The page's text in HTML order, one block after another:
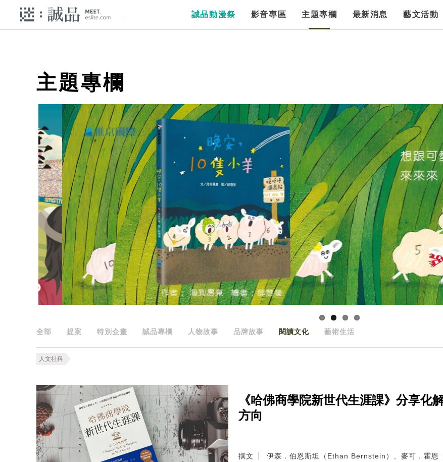
誠品動漫祭 影音專區 主題專欄 最新消息 藝文活動
主題專欄
全部 提案 特別企畫 誠品專欄 人物故事 品牌故事 閱讀文化 藝術生活
人文社科
《哈佛商學院新世代生涯課》分享化
方向
撰文 伊森．伯恩斯坦（Ethan Bernstein）、麥可．霍